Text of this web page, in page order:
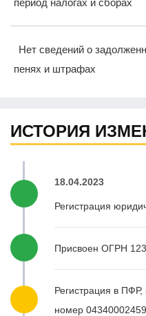
период налогах и сборах
Нет сведений о
пенях и штрафах
ИСТОРИЯ
18.04.2023
Регистрация
Присвоен ОГРН
Регистрация в
номер